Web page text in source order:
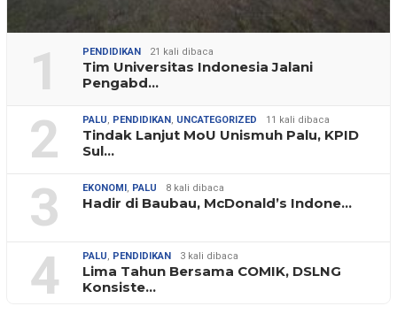
1 PENDIDIKAN 21 kali dibaca
Tim Universitas Indonesia Jalani
Pengabd…
2 PALU, PENDIDIKAN , UNCATEGORIZED 11 kali dibaca
Tindak Lanjut MoU Unismuh Palu, KPID
Sul…
3 EKONOMI , PALU 8 kali dibaca
Hadir di Baubau, McDonald’s Indone…
4 PALU, PENDIDIKAN 3 kali dibaca
Lima Tahun Bersama COMIK, DSLNG
Konsiste…